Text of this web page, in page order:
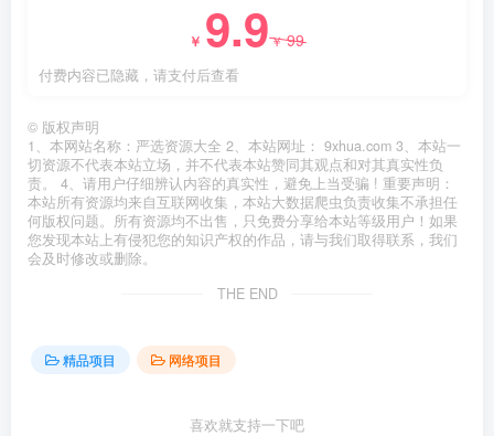
￥ 9.9￥99
付费内容已隐藏，请支付后查看
© 版权声明
1、本网站名称：严选资源大全 2、本站网址： 9xhua.com 3、本站一
切资源不代表本站立场，并不代表本站赞同其观点和对其真实性负
责。 4、请用户仔细辨认内容的真实性，避免上当受骗 ! 重要声明：
本站所有资源均来自互联网收集，本站大数据爬虫负责收集不承担任
何版权问题。所有资源均不出售，只免费分享给本站等级用户！如果
您发现本站上有侵犯您的知识产权的作品，请与我们取得联系，我们
会及时修改或删除。
THE END
精品项目 网络项目
喜欢就支持一下吧